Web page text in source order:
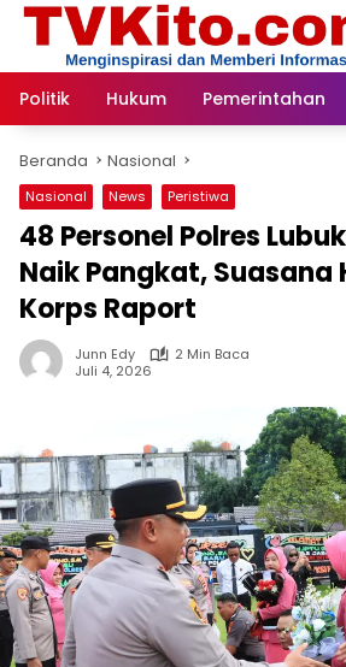
Langsung
Politik
Hukum Pemerintahan
Beranda Nasional
Nasional News Peristiwa
48 Personel Polres
Naik Pangkat, Suasana
Korps Raport
Junn Edy
2 Min Baca
Juli 4, 2026